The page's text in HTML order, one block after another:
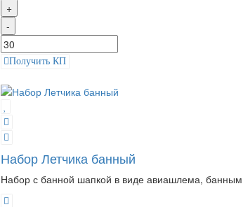
+
-
Получить КП
Набор Летчика банный
Набор с банной шапкой в виде авиашлема, банным